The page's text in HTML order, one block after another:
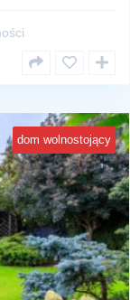
dom wolnostojący